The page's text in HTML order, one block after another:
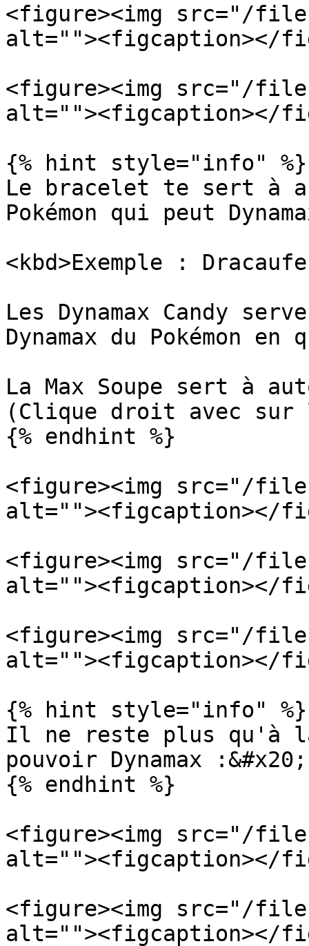
<figure><img src="/
alt=""><figcaption></
<figure><img src="/
alt=""><figcaption></
{% hint style="info" %}
Le bracelet te sert à
Pokémon qui peut
<kbd>Exemple :
Les Dynamax Candy
Dynamax du Pokémon en
La Max Soupe sert à
(Clique droit avec sur
{% endhint %}
<figure><img src="/files/
alt=""><figcaption></
<figure><img src="/files/
alt=""><figcaption></
<figure><img src="/
alt=""><figcaption></
{% hint style="info" %}
Il ne reste plus qu'à
pouvoir Dynamax :&#x20;
{% endhint %}
<figure><img src="/
alt=""><figcaption></
<figure><img src="/